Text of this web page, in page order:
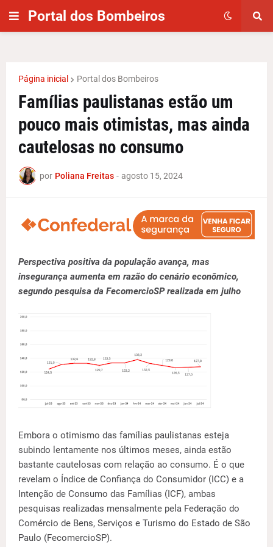
Portal dos Bombeiros
Página inicial Portal dos Bombeiros
Famílias paulistanas estão um
pouco mais otimistas, mas ainda
cautelosas no consumo
por Poliana Freitas - agosto 15, 2024
Perspectiva positiva da população avança, mas
insegurança aumenta em razão do cenário econômico,
segundo pesquisa da FecomercioSP realizada em julho
Embora o otimismo das famílias paulistanas esteja
subindo lentamente nos últimos meses, ainda estão
bastante cautelosas com relação ao consumo. É o que
revelam o Índice de Confiança do Consumidor (ICC) e a
Intenção de Consumo das Famílias (ICF), ambas
pesquisas realizadas mensalmente pela Federação do
Comércio de Bens, Serviços e Turismo do Estado de São
Paulo (FecomercioSP).